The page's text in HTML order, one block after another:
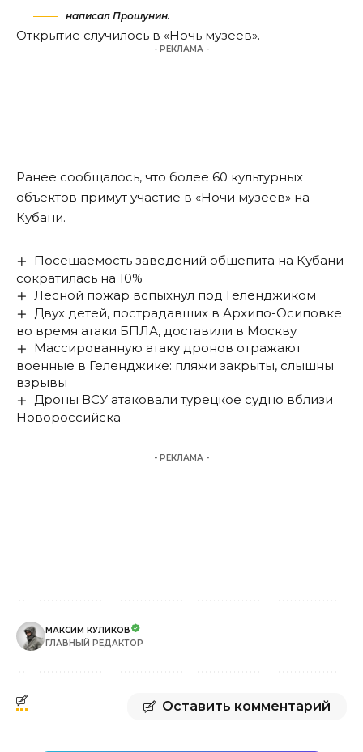
написал Прошунин.
Открытие случилось в «Ночь музеев».
- РЕКЛАМА -
Ранее сообщалось, что более 60 культурных
объектов примут участие в «Ночи музеев» на
Кубани.
Посещаемость заведений общепита на Кубани
сократилась на 10%
Лесной пожар вспыхнул под Геленджиком
Двух детей, пострадавших в Архипо-Осиповке
во время атаки БПЛА, доставили в Москву
Массированную атаку дронов отражают
военные в Геленджике: пляжи закрыты, слышны
взрывы
Дроны ВСУ атаковали турецкое судно вблизи
Новороссийска
- РЕКЛАМА -
МАКСИМ КУЛИКОВ
ГЛАВНЫЙ РЕДАКТОР
Оставить комментарий